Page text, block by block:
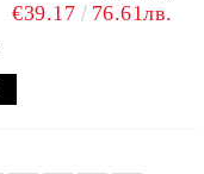
€39.17 76.61лв.